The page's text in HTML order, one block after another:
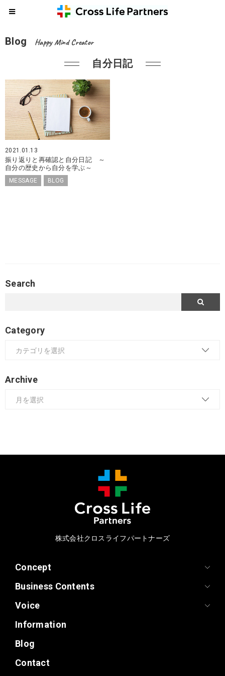
Blog Happy Mind Creator
自分日記
2021.01.13
振り返りと再確認と自分日記 ～
自分の歴史から自分を学ぶ～
MESSAGE BLOG
Search
Category
Archive
株式会社クロスライフパートナーズ
Concept
Business Contents
Voice
Information
Blog
Contact